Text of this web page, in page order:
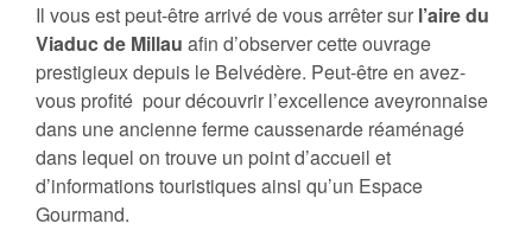
Il vous est peut-être arrivé de vous arrêter sur l’aire du
Viaduc de Millau afin d’observer cette ouvrage
prestigieux depuis le Belvédère. Peut-être en avez-
vous profité pour découvrir l’excellence aveyronnaise
dans une ancienne ferme caussenarde réaménagé
dans lequel on trouve un point d’accueil et
d’informations touristiques ainsi qu’un Espace
Gourmand.